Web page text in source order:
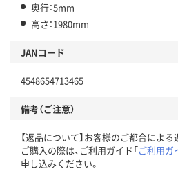
奥行：5mm
高さ：1980mm
JANコード
4548654713465
備考（ご注意）
【返品について】お客様のご都合によ
ご購入の際は、ご利用ガイド「ご利用ガ
申し込みください。